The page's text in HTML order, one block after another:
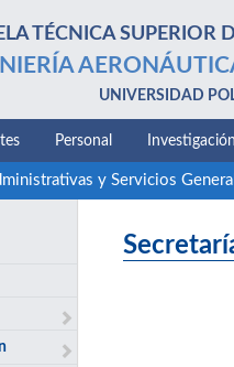
TÉCNICA SUPERIOR
UNIVERSIDAD
Personal Investigación
y Servicios